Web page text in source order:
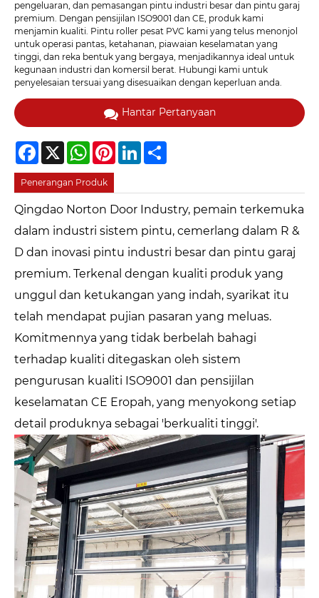
pengeluaran, dan pemasangan pintu industri besar dan pintu garaj
premium. Dengan pensijilan ISO9001 dan CE, produk kami
menjamin kualiti. Pintu roller pesat PVC kami yang telus menonjol
untuk operasi pantas, ketahanan, piawaian keselamatan yang
tinggi, dan reka bentuk yang bergaya, menjadikannya ideal untuk
kegunaan industri dan komersil berat. Hubungi kami untuk
penyelesaian tersuai yang disesuaikan dengan keperluan anda.
Hantar Pertanyaan
Facebook
X WhatsAppPinterestLinkedIn
Penerangan Produk
Qingdao Norton Door Industry, pemain terkemuka
dalam industri sistem pintu, cemerlang dalam R &
D dan inovasi pintu industri besar dan pintu garaj
premium. Terkenal dengan kualiti produk yang
unggul dan ketukangan yang indah, syarikat itu
telah mendapat pujian pasaran yang meluas.
Komitmennya yang tidak berbelah bahagi
terhadap kualiti ditegaskan oleh sistem
pengurusan kualiti ISO9001 dan pensijilan
keselamatan CE Eropah, yang menyokong setiap
detail produknya sebagai 'berkualiti tinggi'.